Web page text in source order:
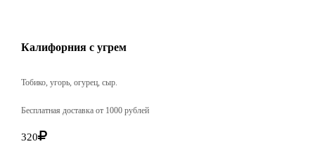
Калифорния с угрем
Тобико, угорь, огурец, сыр.
Бесплатная доставка от 1000 рублей
320